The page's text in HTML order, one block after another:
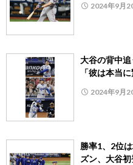
2024年9月
大谷の背中
「彼は本当に
2024年9月
勝率1、2位
ズン、大谷